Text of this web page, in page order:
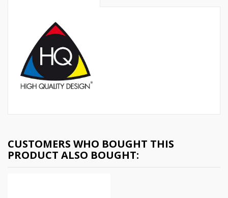
CUSTOMERS WHO BOUGHT THIS
PRODUCT ALSO BOUGHT: